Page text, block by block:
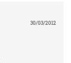
30/03/2012